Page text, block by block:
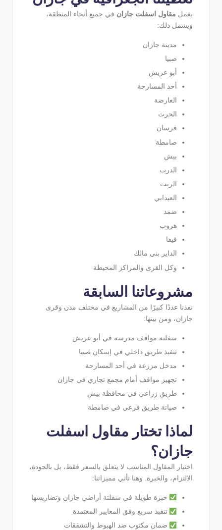
يعمل مقاول اسفلت جازان في جميع أنحاء المنطقة،
ويشمل ذلك:
مدينة جازان
صبيا
أبو عريش
أحد المسارحة
العارضة
الحرث
فرسان
صامطة
بيش
الدرب
الريث
العيدابي
ضمد
هروب
فيفا
الداير بني مالك
وكل القرى والمراكز المحيطة
مشروعاتنا السابقة
نفذنا عددًا كبيرًا من المشاريع في مختلف مدن وقرى
جازان، ومن بينها:
سفلتة مواقف مدرسة في أبو عريش
تنفيذ طريق داخلي في إسكان صبيا
مدخل مزرعة في أحد المسارحة
تجهيز مواقف أمام مجمع تجاري في جازان
طريق زراعي في محافظة بيش
صيانة طريق فرعي في صامطة
لماذا تختار مقاول اسفلت
جازان؟
اختيار المقاول المناسب لا يتعلق بالسعر فقط، بل بالجودة،
الالتزام، والخبرة. وهنا تأتي مميزاتنا:
خبرة طويلة في سفلتة أراضي جازان وتضاريسها
تنفيذ سريع وفق المعايير المعتمدة
ضمان مكتوب ضد الهبوط والتشققات